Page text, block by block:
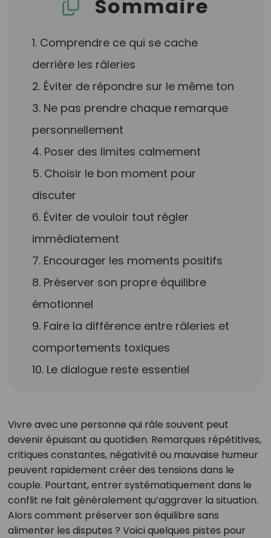
Sommaire
1. Comprendre ce qui se cache
derrière les râleries
2. Éviter de répondre sur le même ton
3. Ne pas prendre chaque remarque
personnellement
4. Poser des limites calmement
5. Choisir le bon moment pour
discuter
6. Éviter de vouloir tout régler
immédiatement
7. Encourager les moments positifs
8. Préserver son propre équilibre
émotionnel
9. Faire la différence entre râleries et
comportements toxiques
10. Le dialogue reste essentiel
Vivre avec une personne qui râle souvent peut
devenir épuisant au quotidien. Remarques répétitives,
critiques constantes, négativité ou mauvaise humeur
peuvent rapidement créer des tensions dans le
couple. Pourtant, entrer systématiquement dans le
conflit ne fait généralement qu’aggraver la situation.
Alors comment préserver son équilibre sans
alimenter les disputes ? Voici quelques pistes pour